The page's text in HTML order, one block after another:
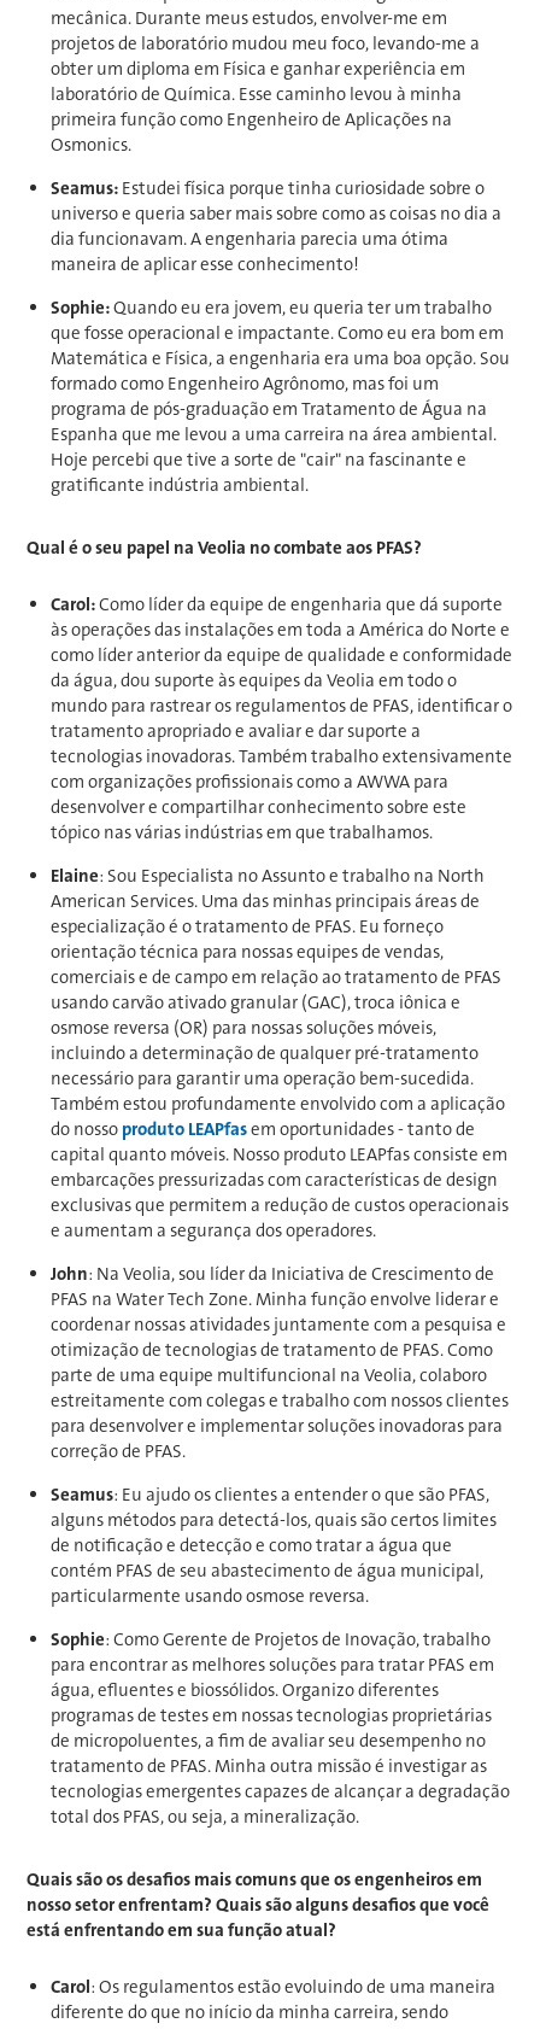
mecânica. Durante meus estudos, envolver-me em
projetos de laboratório mudou meu foco, levando-me a
obter um diploma em Física e ganhar experiência em
laboratório de Química. Esse caminho levou à minha
primeira função como Engenheiro de Aplicações na
Osmonics.
Seamus: Estudei física porque tinha curiosidade sobre o
universo e queria saber mais sobre como as coisas no dia a
dia funcionavam. A engenharia parecia uma ótima
maneira de aplicar esse conhecimento!
Sophie:Quando eu era jovem, eu queria ter um trabalho
que fosse operacional e impactante. Como eu era bom em
Matemática e Física, a engenharia era uma boa opção. Sou
formado como Engenheiro Agrônomo, mas foi um
programa de pós-graduação em Tratamento de Água na
Espanha que me levou a uma carreira na área ambiental.
Hoje percebi que tive a sorte de "cair" na fascinante e
gratificante indústria ambiental.
Qual é o seu papel na Veolia no combate aos PFAS?
Carol:Como líder da equipe de engenharia que dá suporte
às operações das instalações em toda a América do Norte e
como líder anterior da equipe de qualidade e conformidade
da água, dou suporte às equipes da Veolia em todo o
mundo para rastrear os regulamentos de PFAS, identificar o
tratamento apropriado e avaliar e dar suporte a
tecnologias inovadoras. Também trabalho extensivamente
com organizações profissionais como a AWWA para
desenvolver e compartilhar conhecimento sobre este
tópico nas várias indústrias em que trabalhamos.
Elaine: Sou Especialista no Assunto e trabalho na North
American Services. Uma das minhas principais áreas de
especialização é o tratamento de PFAS. Eu forneço
orientação técnica para nossas equipes de vendas,
comerciais e de campo em relação ao tratamento de PFAS
usando carvão ativado granular (GAC), troca iônica e
osmose reversa (OR) para nossas soluções móveis,
incluindo a determinação de qualquer pré-tratamento
necessário para garantir uma operação bem-sucedida.
Também estou profundamente envolvido com a aplicação
do nosso produto LEAPfasem oportunidades - tanto de
capital quanto móveis. Nosso produto LEAPfas consiste em
embarcações pressurizadas com características de design
exclusivas que permitem a redução de custos operacionais
e aumentam a segurança dos operadores.
John: Na Veolia, sou líder da Iniciativa de Crescimento de
PFAS na Water Tech Zone. Minha função envolve liderar e
coordenar nossas atividades juntamente com a pesquisa e
otimização de tecnologias de tratamento de PFAS. Como
parte de uma equipe multifuncional na Veolia, colaboro
estreitamente com colegas e trabalho com nossos clientes
para desenvolver e implementar soluções inovadoras para
correção de PFAS.
Seamus: Eu ajudo os clientes a entender o que são PFAS,
alguns métodos para detectá-los, quais são certos limites
de notificação e detecção e como tratar a água que
contém PFAS de seu abastecimento de água municipal,
particularmente usando osmose reversa.
Sophie: Como Gerente de Projetos de Inovação, trabalho
para encontrar as melhores soluções para tratar PFAS em
água, efluentes e biossólidos. Organizo diferentes
programas de testes em nossas tecnologias proprietárias
de micropoluentes, a fim de avaliar seu desempenho no
tratamento de PFAS. Minha outra missão é investigar as
tecnologias emergentes capazes de alcançar a degradação
total dos PFAS, ou seja, a mineralização.
Quais são os desafios mais comuns que os engenheiros em
nosso setor enfrentam? Quais são alguns desafios que você
está enfrentando em sua função atual?
Carol: Os regulamentos estão evoluindo de uma maneira
diferente do que no início da minha carreira, sendo